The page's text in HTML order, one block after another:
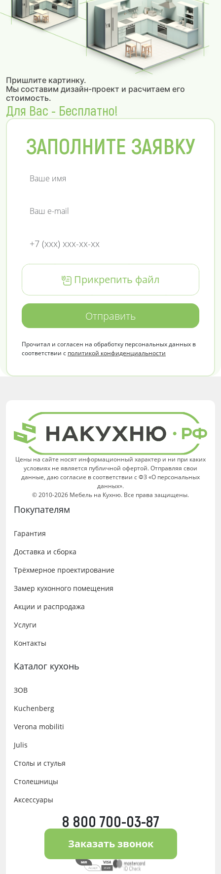
Пришлите картинку.
Мы составим дизайн-проект и расчитаем его
стоимость.
Для Вас - Бесплатно!
ЗАПОЛНИТЕ ЗАЯВКУ
Прикрепить файл
Отправить
Прочитал и согласен на обработку персональных данных в
соответствии с политикой конфиденциальности
Цены на сайте носят информационный характер и ни при каких
условиях не является публичной офертой. Отправляя свои
данные, даю согласие в соответствии с ФЗ «О персональных
данных».
© 2010-2026 Мебель на Кухню. Все права защищены.
Покупателям
Гарантия
Доставка и сборка
Трёхмерное проектирование
Замер кухонного помещения
Акции и распродажа
Услуги
Контакты
Каталог кухонь
ЗОВ
Kuchenberg
Verona mobiliti
Julis
Столы и стулья
Столешницы
Аксессуары
8 800 700-03-87
Заказать звонок